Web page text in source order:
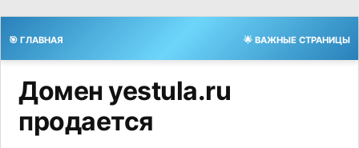
🎯 ГЛАВНАЯ 🌟 ВАЖНЫЕ СТРАНИЦЫ
Домен yestula.ru
продается